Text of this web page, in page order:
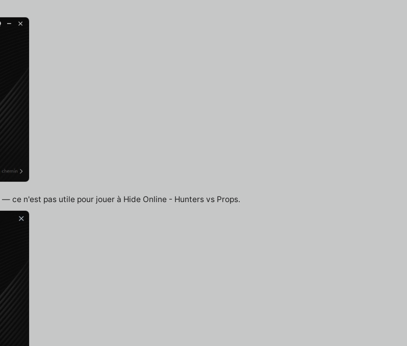
— ce n'est pas utile pour jouer à Hide Online - Hunters vs Props.